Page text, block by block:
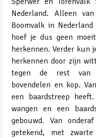
Nederland. Alleen
Boomvalk in
hoef je dus geen
herkennen. Verder kun
herkennen door zijn
tegen de rest van
bovendelen en kop.
een baardstreep
wangen en een
gebouwd. Van
getekend, met